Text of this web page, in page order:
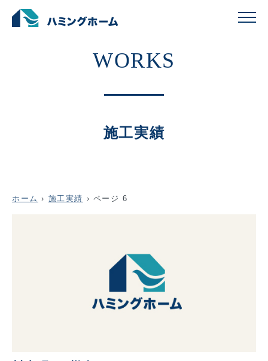
施工実績
ホーム › 施工実績 › ページ 6